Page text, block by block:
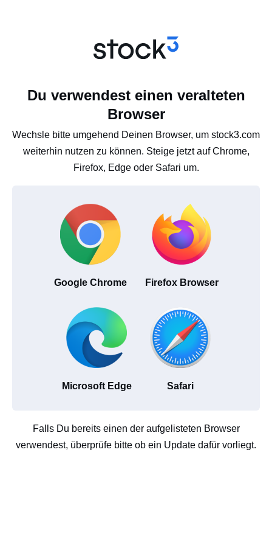
Du verwendest einen veralteten
Browser
Wechsle bitte umgehend Deinen Browser, um stock3.com
weiterhin nutzen zu können. Steige jetzt auf Chrome,
Firefox, Edge oder Safari um.
Google Chrome Firefox Browser
Microsoft Edge Safari
Falls Du bereits einen der aufgelisteten Browser
verwendest, überprüfe bitte ob ein Update dafür vorliegt.